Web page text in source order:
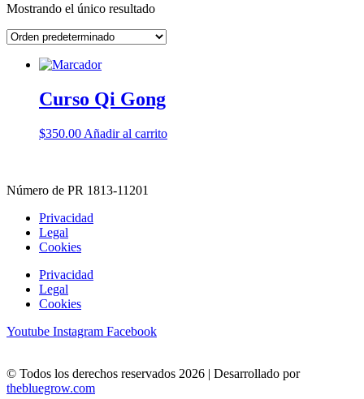
Mostrando el único resultado
Curso Qi Gong
$350.00 Añadir al carrito
Número de PR 1813-11201
Privacidad
Legal
Cookies
Privacidad
Legal
Cookies
Youtube Instagram Facebook
© Todos los derechos reservados 2026 | Desarrollado por
thebluegrow.com